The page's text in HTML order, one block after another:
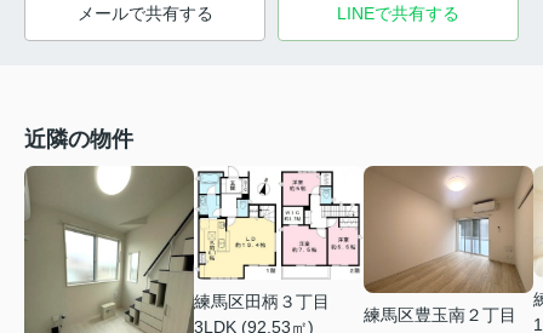
メールで共有する LINEで共有する
近隣の物件
練馬区田柄３丁目
3LDK (92.53㎡)
練馬区豊玉南２丁目